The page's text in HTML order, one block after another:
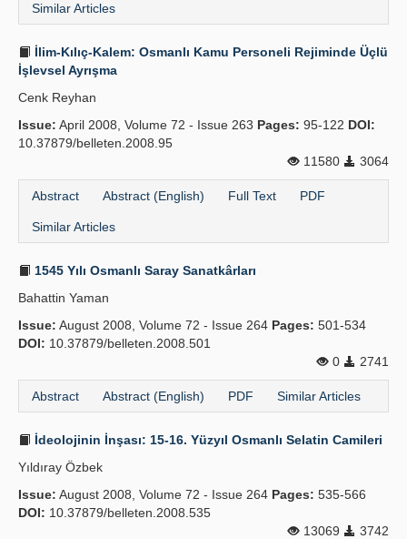
Similar Articles
İlim-Kılıç-Kalem: Osmanlı Kamu Personeli Rejiminde Üçlü
İşlevsel Ayrışma
Cenk Reyhan
Issue: April 2008, Volume 72 - Issue 263 Pages: 95-122 DOI:
10.37879/belleten.2008.95
11580
3064
Abstract Abstract (English) Full Text PDF
Similar Articles
1545 Yılı Osmanlı Saray Sanatkârları
Bahattin Yaman
Issue: August 2008, Volume 72 - Issue 264 Pages: 501-534
DOI: 10.37879/belleten.2008.501
0
2741
Abstract Abstract (English) PDF Similar Articles
İdeolojinin İnşası: 15-16. Yüzyıl Osmanlı Selatin Camileri
Yıldıray Özbek
Issue: August 2008, Volume 72 - Issue 264 Pages: 535-566
DOI: 10.37879/belleten.2008.535
13069
3742